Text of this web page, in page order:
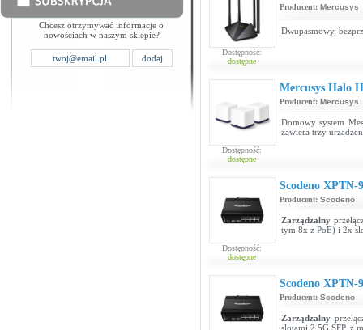
Chcesz otrzymywać informacje o
nowościach w naszym sklepie?
Dostępność:
dostępne
Producent: Mercusys
Dwupasmowy,
Dostępność:
dostępne
Mercusys Halo
Producent: Mercusys
Domowy system
zawiera trzy
Dostępność:
dostępne
Scodeno XPTN-
Producent: Scodeno
Zarządzalny
tym 8x z PoE) i 2x
Scodeno XPTN-
Producent: Scodeno
Zarządzalny
slotami 2.5G SFP, z